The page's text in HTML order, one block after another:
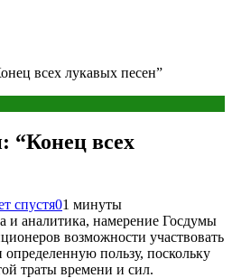
всех лукавых песен”
“Конец всех
спустя01 минуты
и аналитика, намерение Госдумы
возможности участвовать
пользу, поскольку
траты времени и сил.